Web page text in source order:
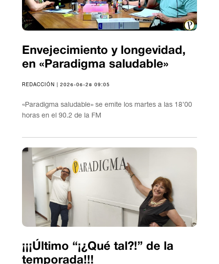
Envejecimiento y longevidad,
en «Paradigma saludable»
REDACCIÓN | 2026-06-28 09:05
«Paradigma saludable» se emite los martes a las 18’00
horas en el 90.2 de la FM
¡¡¡Último “¡¿Qué tal?!” de la
temporada!!!